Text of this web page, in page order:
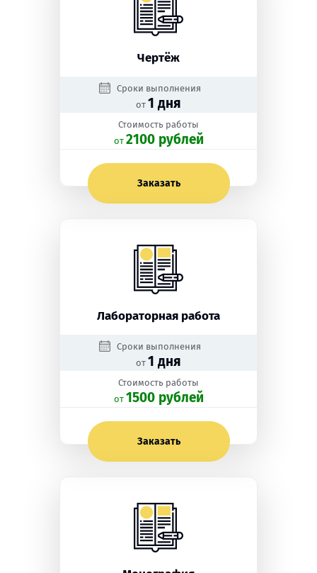
Чертёж
Сроки выполнения
от 1 дня
Стоимость работы
oт 2100 рублей
Заказать
Лабораторная работа
Сроки выполнения
от 1 дня
Стоимость работы
oт 1500 рублей
Заказать